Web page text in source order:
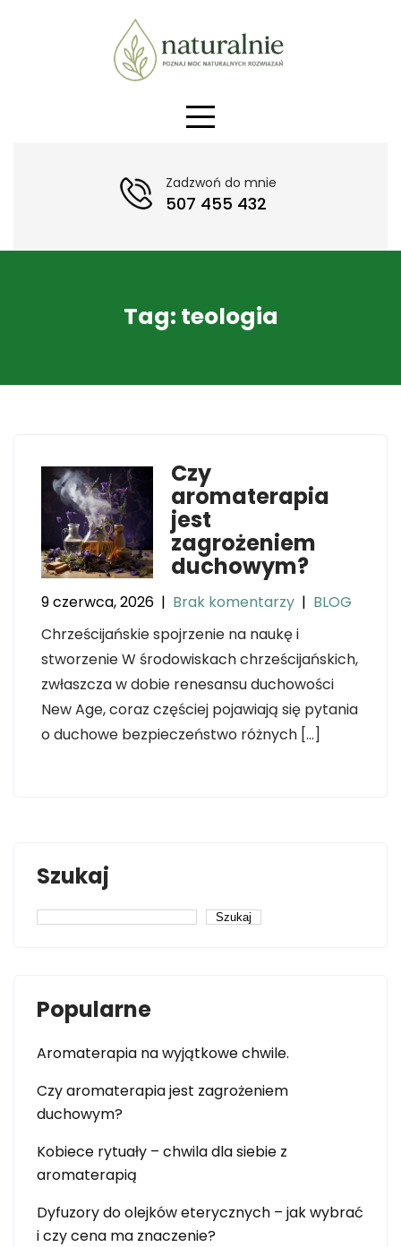
Zadzwoń do mnie
507 455 432
Tag: teologia
Czy
aromaterapia
jest
zagrożeniem
duchowym?
9 czerwca, 2026 | Brak komentarzy | BLOG
Chrześcijańskie spojrzenie na naukę i
stworzenie W środowiskach chrześcijańskich,
zwłaszcza w dobie renesansu duchowości
New Age, coraz częściej pojawiają się pytania
o duchowe bezpieczeństwo różnych […]
Szukaj
Szukaj
Popularne
Aromaterapia na wyjątkowe chwile.
Czy aromaterapia jest zagrożeniem
duchowym?
Kobiece rytuały – chwila dla siebie z
aromaterapią
Dyfuzory do olejków eterycznych – jak wybrać
i czy cena ma znaczenie?